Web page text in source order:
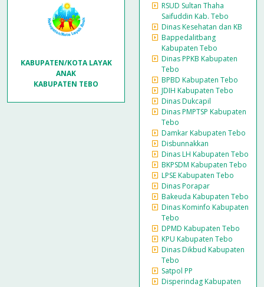
KABUPATEN/KOTA LAYAK
ANAK
KABUPATEN TEBO
RSUD Sultan Thaha
Saifuddin Kab. Tebo
Dinas Kesehatan dan KB
Bappedalitbang
Kabupaten Tebo
Dinas PPKB Kabupaten
Tebo
BPBD Kabupaten Tebo
JDIH Kabupaten Tebo
Dinas Dukcapil
Dinas PMPTSP Kabupaten
Tebo
Damkar Kabupaten Tebo
Disbunnakkan
Dinas LH Kabupaten Tebo
BKPSDM Kabupaten Tebo
LPSE Kabupaten Tebo
Dinas Porapar
Bakeuda Kabupaten Tebo
Dinas Kominfo Kabupaten
Tebo
DPMD Kabupaten Tebo
KPU Kabupaten Tebo
Dinas Dikbud Kabupaten
Tebo
Satpol PP
Disperindag Kabupaten